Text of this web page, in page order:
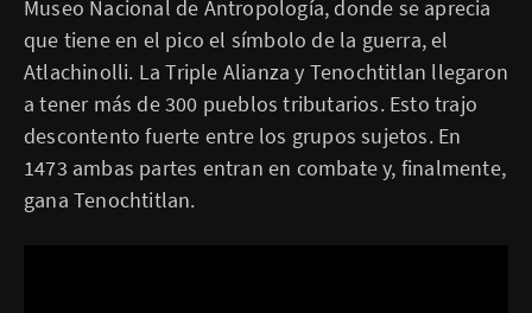
Museo Nacional de Antropología, donde se aprecia
que tiene en el pico el símbolo de la guerra, el
Atlachinolli. La Triple Alianza y Tenochtitlan llegaron
a tener más de 300 pueblos tributarios. Esto trajo
descontento fuerte entre los grupos sujetos. En
1473 ambas partes entran en combate y, finalmente,
gana Tenochtitlan.